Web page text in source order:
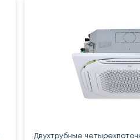
Двухтрубные четырехпоточные полноразмерны